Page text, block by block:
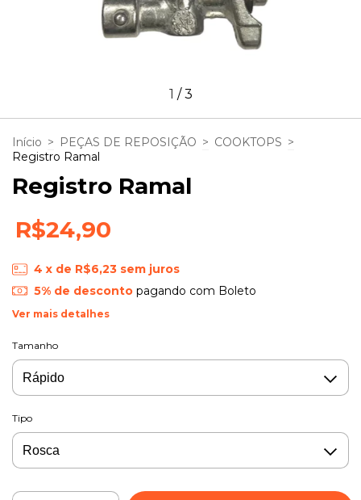
1 /3
Início > PEÇAS DE REPOSIÇÃO > COOKTOPS >
Registro Ramal
Registro Ramal
R$24,90
4 x de R$6,23 sem juros
5% de descontopagando com Boleto
Ver mais detalhes
Tamanho
Tipo